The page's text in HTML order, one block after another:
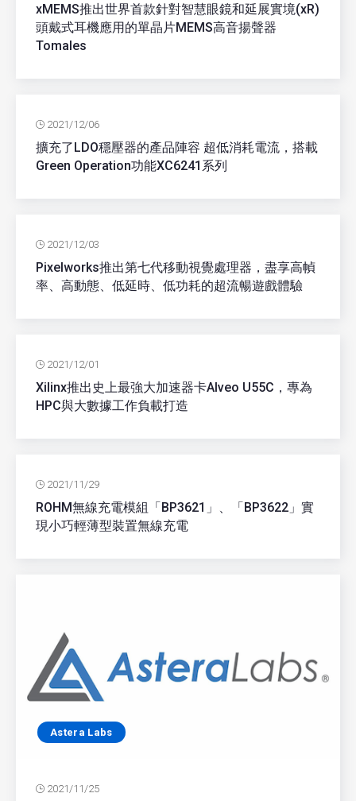
xMEMS推出世界首款針對智慧眼鏡和延展實境(xR)
頭戴式耳機應用的單晶片MEMS高音揚聲器
Tomales
2021/12/06
擴充了LDO穩壓器的產品陣容 超低消耗電流，搭載
Green Operation功能XC6241系列
2021/12/03
Pixelworks推出第七代移動視覺處理器，盡享高幀
率、高動態、低延時、低功耗的超流暢遊戲體驗
2021/12/01
Xilinx推出史上最強大加速器卡Alveo U55C，專為
HPC與大數據工作負載打造
2021/11/29
ROHM無線充電模組「BP3621」、「BP3622」實
現小巧輕薄型裝置無線充電
Astera Labs
2021/11/25